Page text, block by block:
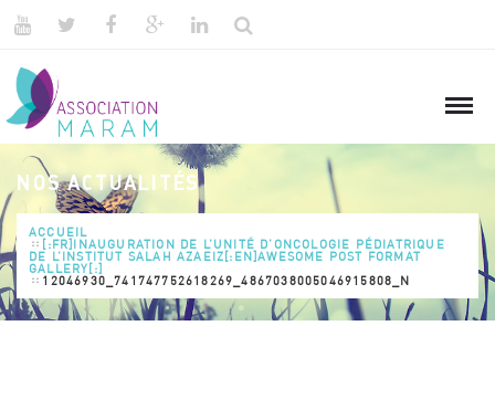
NOS ACTUALITÉS
ACCUEIL
[:FR]INAUGURATION DE L’UNITÉ D’ONCOLOGIE PÉDIATRIQUE
DE L’INSTITUT SALAH AZAEIZ[:EN]AWESOME POST FORMAT
GALLERY[:]
12046930_741747752618269_4867038005046915808_N